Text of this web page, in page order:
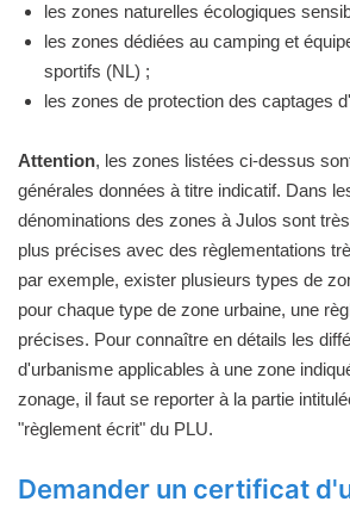
les zones naturelles écologiques
les zones dédiées au camping et
sportifs (NL) ;
les zones de protection des captages
Attention, les zones listées ci-dessus
générales données à titre indicatif. Dans
dénominations des zones à Julos sont
plus précises avec des règlementations
par exemple, exister plusieurs types de
pour chaque type de zone urbaine, une
précises. Pour connaître en détails les
d'urbanisme applicables à une zone
zonage, il faut se reporter à la partie
"règlement écrit" du PLU.
Demander un certificat